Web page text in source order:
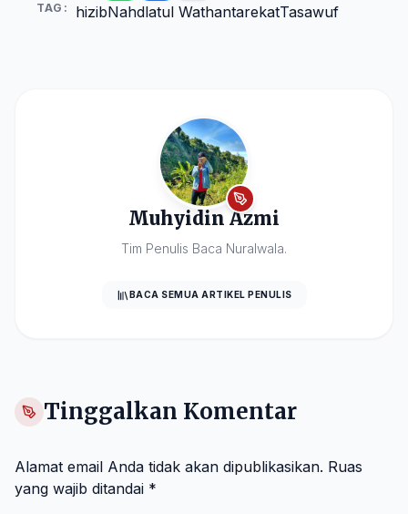
TAG:
hizibNahdlatul WathantarekatTasawuf
Muhyidin Azmi
Tim Penulis Baca Nuralwala.
BACA SEMUA ARTIKEL PENULIS
Tinggalkan Komentar
Alamat email Anda tidak akan dipublikasikan. Ruas
yang wajib ditandai *